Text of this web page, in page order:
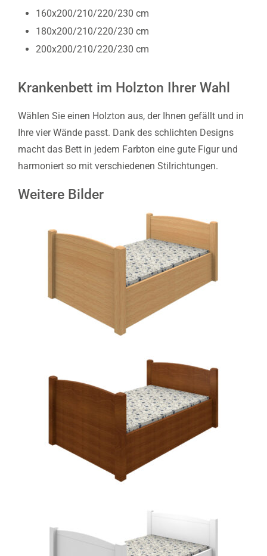
160x200/210/220/230 cm
180x200/210/220/230 cm
200x200/210/220/230 cm
Krankenbett im Holzton Ihrer Wahl
Wählen Sie einen Holzton aus, der Ihnen gefällt und in
Ihre vier Wände passt. Dank des schlichten Designs
macht das Bett in jedem Farbton eine gute Figur und
harmoniert so mit verschiedenen Stilrichtungen.
Weitere Bilder